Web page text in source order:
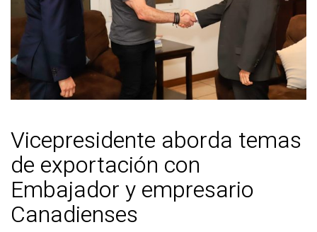
Vicepresidente aborda temas
de exportación con
Embajador y empresario
Canadienses